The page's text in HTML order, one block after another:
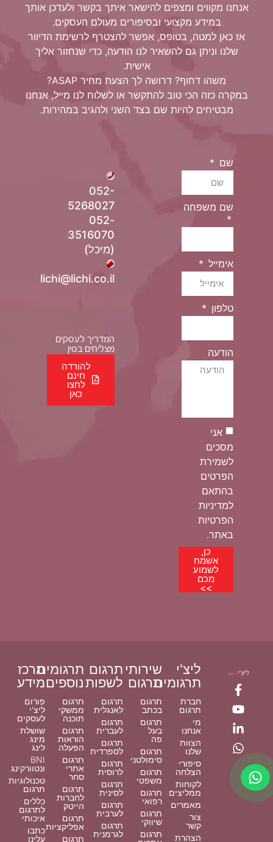
אנחנו מקווים ומצפים להישאר איתך בקשר ולעדכן אותך
במידע מקצועי ובסיפורים מעולם העסקים.
אז כאן למטה, בטופס, אפשר להצטרף לרשימת הדיוור
שלנו וניתן גם להשאיר לנו הודעה, כדי שנחזור אליך
אישית.
משהו דחוף? דרושה לך הצעת מחיר ASAP?
במקרה כזה הכי טוב להתקשר או לשלוח לנו מייל, אנחנו
מבטיחים להיות שם בצד השני ולהגיב במהירות.
שם
שם משפחה
אימייל
טלפון
הודעה
אני
מסכים
לשמירת
הפרטים
בהתאם
למדיניות
הפרטיות
באתר.
כן,
אשמח
לשמוע
מכם
>>
052-
5268027
052-
3516070
(מיכל)
lichi@lichi.co.il
המדריך לעסקים
מצליחים בסין
להורדה
חינם
לחצו
כאן
ליצ'י
תרגומים
חברת
תרגום
מי
אנחנו
הצוות
שלנו
סיפורי
הצלחה
לקוחות
ממליצים
מאמרים
צור
קשר
הצהרת
שירותי
תרגום
תרגום
בכתב
תרגום
בעל
פה
תרגום
סימולטני
תרגום
משפטי
תרגום
רפואי
תרגום
שיווקי
תרגום
תרגום
לשפות
תרגום
לאנגלית
תרגום
לעברית
תרגום
לספרדית
תרגום
לרוסית
תרגום
לסינית
תרגום
לערבית
תרגום
לגרמנית
תרגומים
נוספים
תרגום
ממשקי
תוכנה
תרגום
הוראות
הפעלה
תרגום
אתרי
סחר
תרגום
לחברות
הייטק
תרגום
אפליקציות
תרגום
מרכז
מידע
פורום
ליצ'י
לעסקים
שושלת
מינג
לינג
BNI
ונטוורקינג
טכנולוגיות
תרגום
כללים
לתרגום
איכותי
כתבו
עלינו